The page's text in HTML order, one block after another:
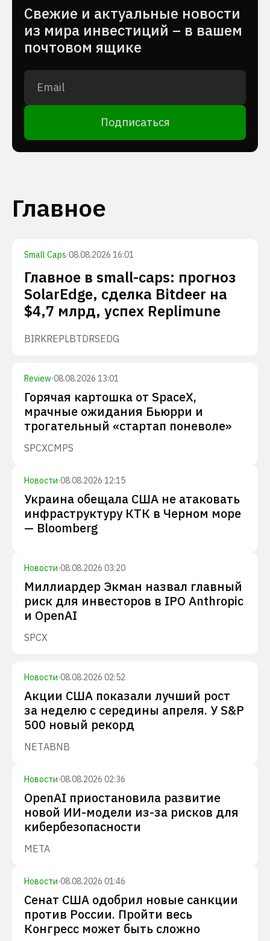
Cвежие и актуальные новости
из мира инвестиций – в вашем
почтовом ящике
Подписаться
Главное
Small Caps·08.08.2026 16:01
Главное в small-caps: прогноз
SolarEdge, сделка Bitdeer на
$4,7 млрд, успех Replimune
BIRKREPLBTDRSEDG
Review·08.08.2026 13:01
Горячая картошка от SpaceX,
мрачные ожидания Бьюрри и
трогательный «стартап поневоле»
SPCXCMPS
Новости·08.08.2026 12:15
Украина обещала США не атаковать
инфраструктуру КТК в Черном море
— Bloomberg
Новости·08.08.2026 03:20
Миллиардер Экман назвал главный
риск для инвесторов в IPO Anthropic
и OpenAI
SPCX
Новости·08.08.2026 02:52
Акции США показали лучший рост
за неделю с середины апреля. У S&P
500 новый рекорд
NETABNB
Новости·08.08.2026 02:36
OpenAI приостановила развитие
новой ИИ-модели из-за рисков для
кибербезопасности
META
Новости·08.08.2026 01:46
Сенат США одобрил новые санкции
против России. Пройти весь
Конгресс может быть сложно